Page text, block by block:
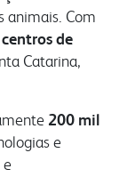
animais. Com
de
Catarina,
200 mil
e
e